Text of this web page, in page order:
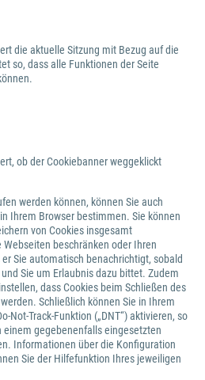
die aktuelle Sitzung mit Bezug auf die
so, dass alle Funktionen der Seite
ob der Cookiebanner weggeklickt
werden können, können Sie auch
Ihrem Browser bestimmen. Sie können
von Cookies insgesamt
beschränken oder Ihren
Sie automatisch benachrichtigt, sobald
Sie um Erlaubnis dazu bittet. Zudem
dass Cookies beim Schließen des
Schließlich können Sie in Ihrem
Not-Track-Funktion („DNT“) aktivieren, so
gegebenenfalls eingesetzten
Informationen über die Konfiguration
Sie der Hilfefunktion Ihres jeweiligen